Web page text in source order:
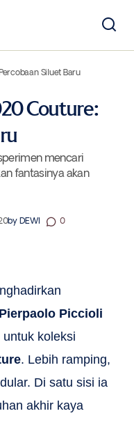
Siluet Baru
Couture:
mencari
fantasinya akan
by DEWI 0
Pierpaolo Piccioli
koleksi
. Lebih ramping,
Di satu sisi ia
akhir kaya